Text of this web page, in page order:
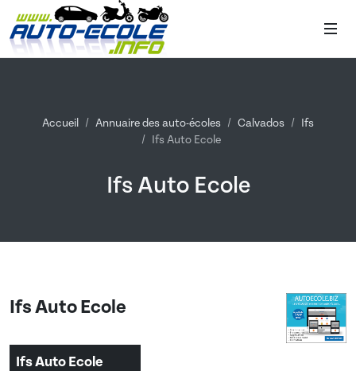
Accueil Annuaire des auto-écoles Calvados
Ifs
Ifs Auto Ecole
Ifs Auto Ecole
Ifs Auto Ecole
Coordonnées
Ifs Auto Ecole